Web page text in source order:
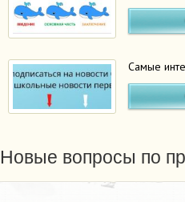
Самые
Новые вопросы по